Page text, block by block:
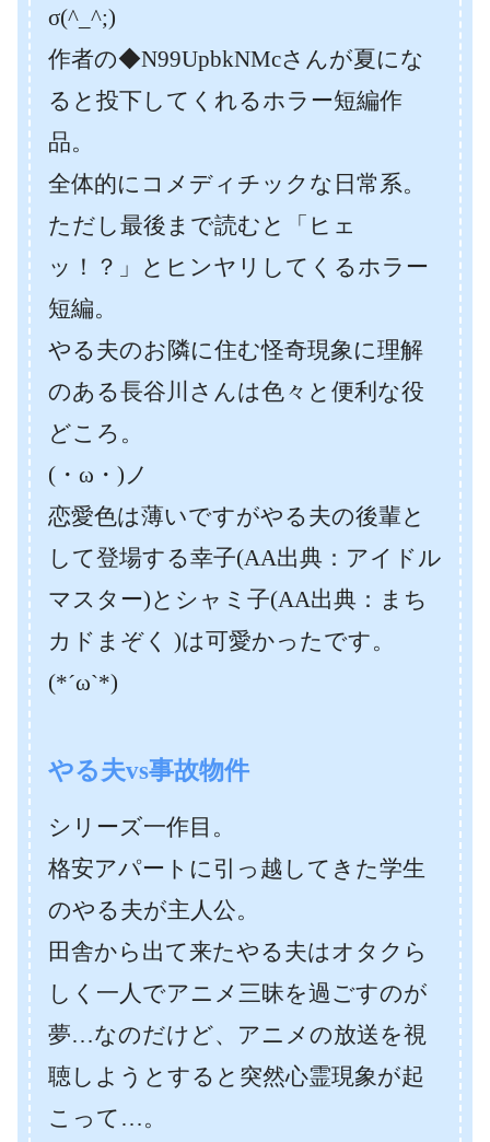
σ(^_^;)
作者の◆N99UpbkNMcさんが夏にな
ると投下してくれるホラー短編作
品。
全体的にコメディチックな日常系。
ただし最後まで読むと「ヒェ
ッ！？」とヒンヤリしてくるホラー
短編。
やる夫のお隣に住む怪奇現象に理解
のある長谷川さんは色々と便利な役
どころ。
(・ω・)ノ
恋愛色は薄いですがやる夫の後輩と
して登場する幸子(AA出典：アイドル
マスター)とシャミ子(AA出典：まち
カドまぞく )は可愛かったです。
(*´ω`*)
やる夫vs事故物件
シリーズ一作目。
格安アパートに引っ越してきた学生
のやる夫が主人公。
田舎から出て来たやる夫はオタクら
しく一人でアニメ三昧を過ごすのが
夢…なのだけど、アニメの放送を視
聴しようとすると突然心霊現象が起
こって…。